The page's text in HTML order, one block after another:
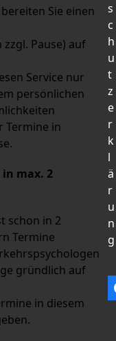
Sie einen
Pause) auf
Service nur
persönlichen
Termine in
max. 2
schon in 2
Termine
gründlich auf
in diesem
s
c
h
u
t
z
e
r
k
l
ä
r
u
n
g